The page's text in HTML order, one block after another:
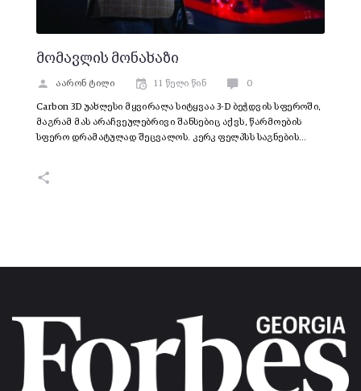
მომავლის მონახაზი
აარონ ტილი 11 წელი წინ 0
Carbon 3D უახლესი მყვირალა სიტყვაა 3-D ბეჭდვის სფეროში,
მაგრამ მას არაჩვეულებრივი შანსებიც აქვს, წარმოების
სფერო დრამატულად შეცვალოს. კერკ ფელპსს საგნების…